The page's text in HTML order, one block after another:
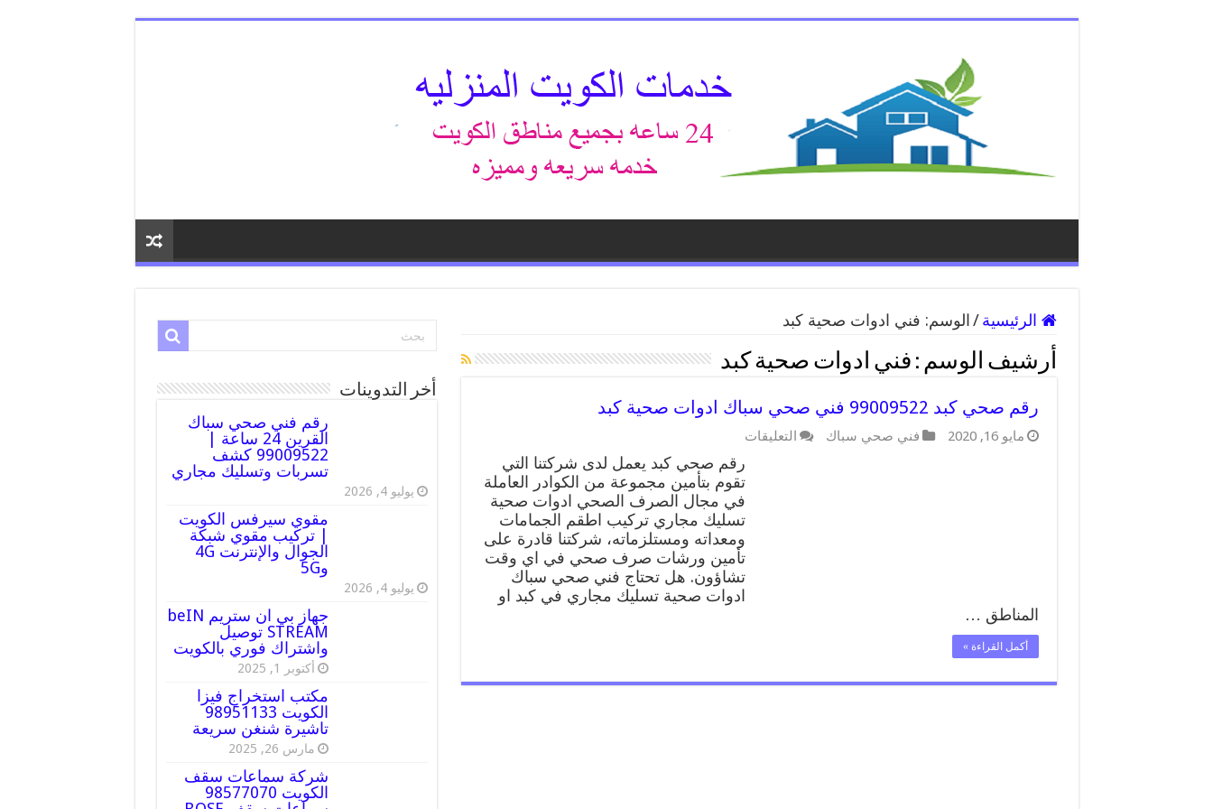
الرئيسية / الوسم: فني ادوات صحية كبد
أرشيف الوسم : فني ادوات صحية كبد
رقم صحي كبد 99009522 فني صحي سباك ادوات صحية كبد
مايو 16, 2020 فني صحي سباك التعليقات
صحي
كبد
99009522
فني
صحي
سباك
ادوات
صحية
كبد
رقم صحي كبد يعمل لدى شركتنا التي
تقوم بتأمين مجموعة من الكوادر العاملة
في مجال الصرف الصحي ادوات صحية
تسليك مجاري تركيب اطقم الجمامات
ومعداته ومستلزماته، شركتنا قادرة على
تأمين ورشات صرف صحي في اي وقت
تشاؤون. هل تحتاج فني صحي سباك
ادوات صحية تسليك مجاري في كبد او
المناطق …
أكمل القراءة »
أخر التدوينات
رقم فني صحي سباك
القرين 24 ساعة |
99009522 كشف
تسربات وتسليك مجاري
يوليو 4, 2026
مقوي سيرفس الكويت
| تركيب مقوي شبكة
الجوال والإنترنت 4G
و5G
يوليو 4, 2026
جهاز بي ان ستريم beIN
STREAM توصيل
واشتراك فوري بالكويت
أكتوبر 1, 2025
مكتب استخراج فيزا
الكويت 98951133
تاشيرة شنغن سريعة
مارس 26, 2025
شركة سماعات سقف
الكويت 98577070